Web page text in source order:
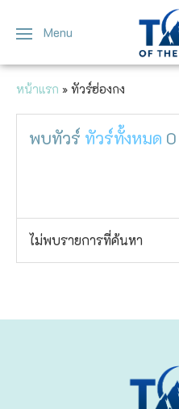
Menu
หน้าแรก » ทัวร์ฮ่องกง
พบทัวร์ ทัวร์ทั้งหมด 0
ไม่พบรายการที่ค้นหา
ญี่ปุ่นทัวร์ญี่ปุ่น
โอซาก้า
ซัปโปโร
ทัวร์เวียดนาม